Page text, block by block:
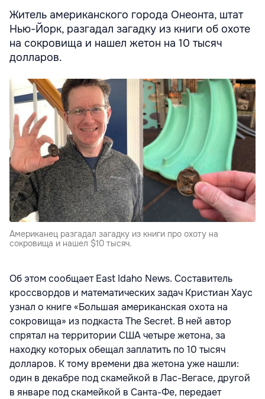
Житель американского города Онеонта, штат
Нью-Йорк, разгадал загадку из книги об охоте
на сокровища и нашел жетон на 10 тысяч
долларов.
Американец разгадал загадку из книги про охоту на
сокровища и нашел $10 тысяч.
Об этом сообщает East Idaho News. Составитель
кроссвордов и математических задач Кристиан Хаус
узнал о книге «Большая американская охота на
сокровища» из подкаста The Secret. В ней автор
спрятал на территории США четыре жетона, за
находку которых обещал заплатить по 10 тысяч
долларов. К тому времени два жетона уже нашли:
один в декабре под скамейкой в Лас-Вегасе, другой
в январе под скамейкой в Санта-Фе, передает